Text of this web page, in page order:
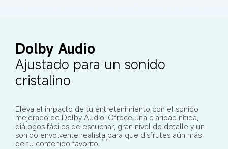
Dolby Audio
Ajustado para un sonido
cristalino
Eleva el impacto de tu entretenimiento con el sonido
mejorado de Dolby Audio. Ofrece una claridad nítida,
diálogos fáciles de escuchar, gran nivel de detalle y un
sonido envolvente realista para que disfrutes aún más
de tu contenido favorito. 3, 6